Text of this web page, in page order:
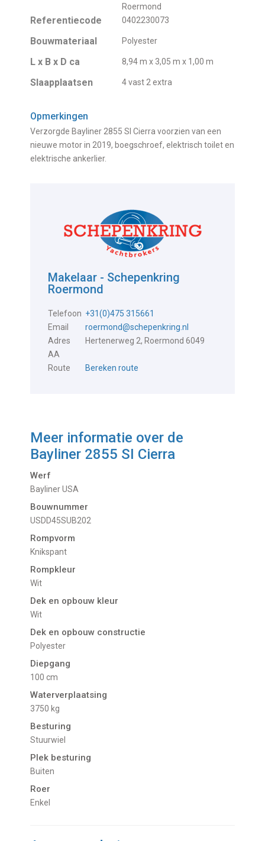
Roermond
Referentiecode 0402230073
Bouwmateriaal Polyester
L x B x D ca 8,94 m x 3,05 m x 1,00 m
Slaapplaatsen 4 vast 2 extra
Opmerkingen
Verzorgde Bayliner 2855 SI Cierra voorzien van een
nieuwe motor in 2019, boegschroef, elektrisch toilet en
elektrische ankerlier.
Makelaar - Schepenkring
Roermond
Telefoon +31(0)475 315661
Email
roermond@schepenkring.nl
Adres
Hertenerweg 2, Roermond 6049
AA
Route
Bereken route
Meer informatie over de
Bayliner 2855 SI Cierra
Werf
Bayliner USA
Bouwnummer
USDD45SUB202
Rompvorm
Knikspant
Rompkleur
Wit
Dek en opbouw kleur
Wit
Dek en opbouw constructie
Polyester
Diepgang
100 cm
Waterverplaatsing
3750 kg
Besturing
Stuurwiel
Plek besturing
Buiten
Roer
Enkel